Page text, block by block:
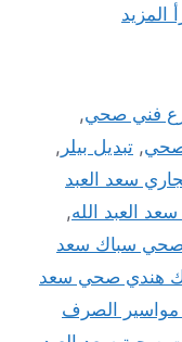
المزيد
فني صحي,
صحي, تبديل بيلر ,
سعد العبد
العبد الله,
سباك سعد
هندي صحي سعد
مواسير الصرف